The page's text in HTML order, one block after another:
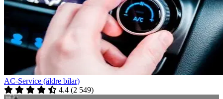
AC-Service (äldre bilar)
4.4 (2 549)